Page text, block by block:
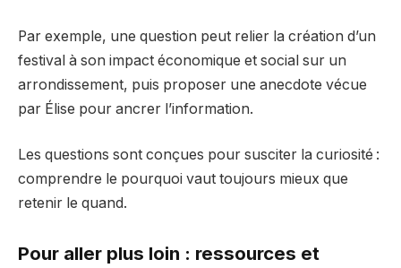
Par exemple, une question peut relier la création d’un
festival à son impact économique et social sur un
arrondissement, puis proposer une anecdote vécue
par Élise pour ancrer l’information.
Les questions sont conçues pour susciter la curiosité :
comprendre le pourquoi vaut toujours mieux que
retenir le quand.
Pour aller plus loin : ressources et